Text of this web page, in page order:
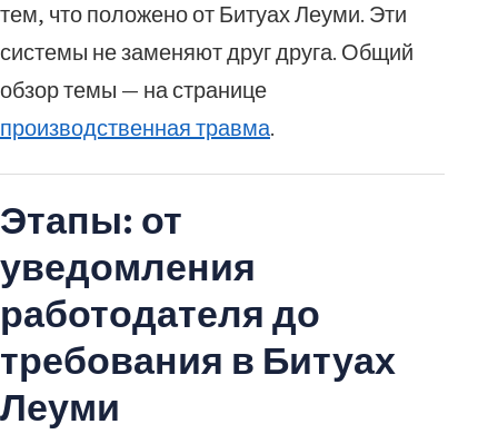
тем, что положено от Битуах Леуми. Эти
системы не заменяют друг друга. Общий
обзор темы — на странице
производственная травма.
Этапы: от
уведомления
работодателя до
требования в Битуах
Леуми